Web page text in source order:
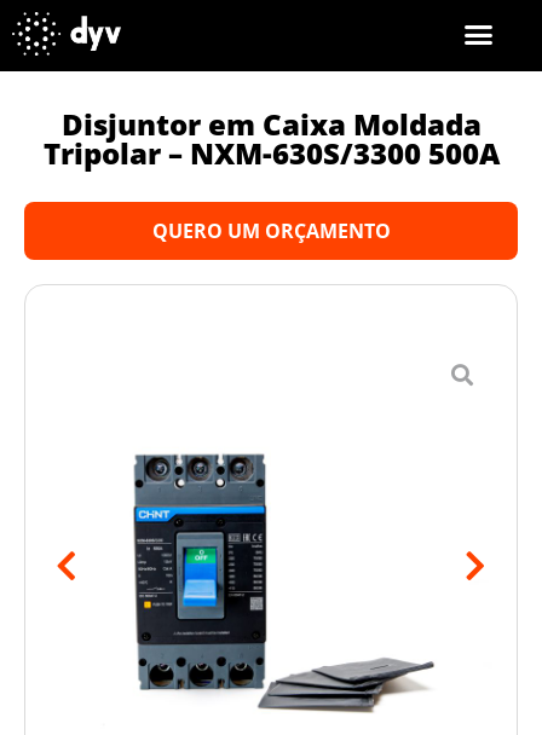
Disjuntor em Caixa Moldada
Tripolar – NXM-630S/3300 500A
QUERO UM ORÇAMENTO